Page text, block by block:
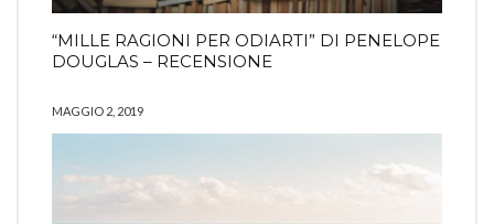
“MILLE RAGIONI PER ODIARTI” DI PENELOPE
DOUGLAS – RECENSIONE
MAGGIO 2, 2019